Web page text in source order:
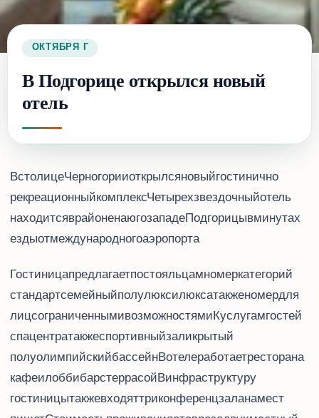
6 ОКТЯБРЯ 2016 Г.
В Подгорице открылся новый
отель
В столице Черногории открылся новый гостинично-
рекреационный комплекс Verde. Четырехзвездочный отель
находится в районе Donja Gorica на юго-западе Подгорицы, в 10 минутах
езды от международного аэропорта.
Гостиница предлагает постояльцам 81 номер категорий
стандарт, семейный, superior, полулюкс и люкс, а также номер для
лиц с ограниченными возможностями. К услугам гостей -
спа-центр, а также спортивный зал и крытый
полуолимпийский бассейн. В отеле работает ресторан а la carte,
кафе и лобби-бар с террасой. В инфраструктуру
гостиницы также входят три конференц-зала на 250 мест,